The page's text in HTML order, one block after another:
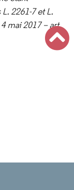
2261-7 et L.
mai 2017 – art.